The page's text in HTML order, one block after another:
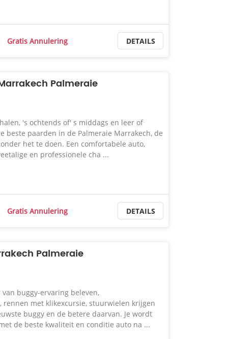
Gratis Annulering DETAILS
Palmeraie
's ochtends of' s middags en leer of
beste paarden in de Palmeraie Marrakech, de
het te doen. Een comfortabele auto,
en professionele cha ...
Gratis Annulering DETAILS
Palmeraie
buggy-ervaring beleven,
rennen met klikexcursie, stuurwielen krijgen
buggy en de betere daarvan. Je wordt
de beste kwaliteit en conditie auto na ...